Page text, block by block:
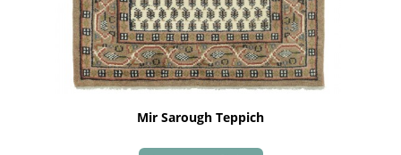
Mir Sarough Teppich